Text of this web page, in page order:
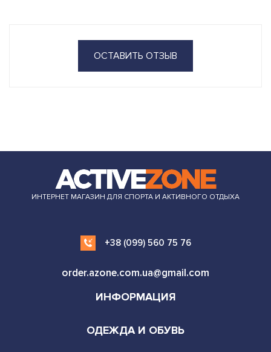
ОСТАВИТЬ ОТЗЫВ
ИНТЕРНЕТ МАГАЗИН ДЛЯ СПОРТА И АКТИВНОГО ОТДЫХА
+38 (099) 560 75 76
order.azone.com.ua@gmail.com
ИНФОРМАЦИЯ
ОДЕЖДА И ОБУВЬ